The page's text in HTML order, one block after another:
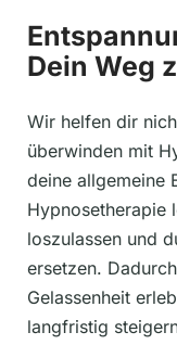
Dein Weg
Wir helfen dir
überwinden mit
deine allgemeine
Hypnosetherapie
loszulassen und
ersetzen.
Gelassenheit
langfristig